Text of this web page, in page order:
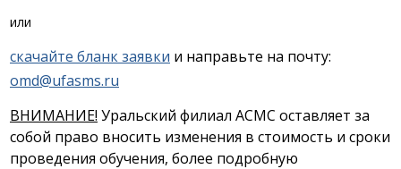
или
скачайте бланк заявки и направьте на почту:
omd@ufasms.ru
ВНИМАНИЕ! Уральский филиал АСМС оставляет за
собой право вносить изменения в стоимость и сроки
проведения обучения, более подробную